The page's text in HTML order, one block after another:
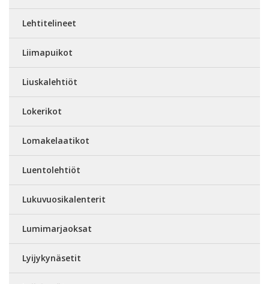
Lehtitelineet
Liimapuikot
Liuskalehtiöt
Lokerikot
Lomakelaatikot
Luentolehtiöt
Lukuvuosikalenterit
Lumimarjaoksat
Lyijykynäsetit